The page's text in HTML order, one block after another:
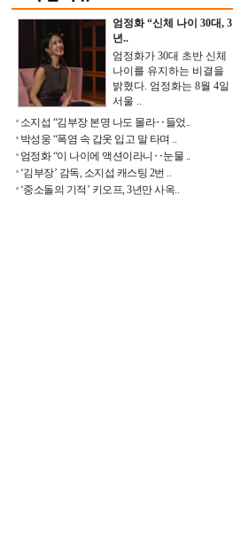
엄정화 “신체 나이 30대, 3
년..
엄정화가 30대 초반 신체
나이를 유지하는 비결을
밝혔다. 엄정화는 8월 4일
서울 ..
소지섭 “김부장 본명 나도 몰라‥들었..
박성웅 “폭염 속 갑옷 입고 말 타며 ..
엄정화 “이 나이에 액션이라니‥눈물 ..
‘김부장’ 감독, 소지섭 캐스팅 2번 ..
‘중소돌의 기적’ 키오프, 3년만 사옥..